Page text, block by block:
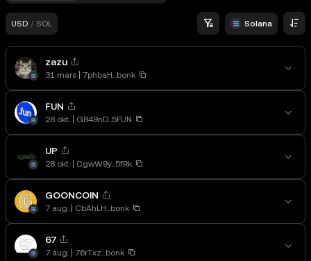
USD / SOL Solana
zazu
31 mars 7phbaH...bonk
FUN
28 okt. G849nD...5FUN
UP
28 okt. CgwW9y...5fRk
GOONCOIN
7 aug. CbAhLH...bonk
67
7 aug. 76rTxz...bonk